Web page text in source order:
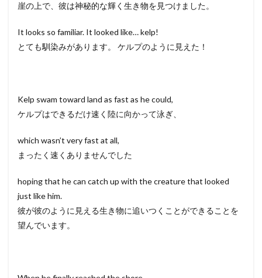
崖の上で、彼は神秘的な輝く生き物を見つけました。
It looks so familiar. It looked like… kelp!
とても馴染みがあります。 ケルプのように見えた！
Kelp swam toward land as fast as he could,
ケルプはできるだけ速く陸に向かって泳ぎ、
which wasn’t very fast at all,
まったく速くありませんでした
hoping that he can catch up with the creature that looked
just like him.
彼が彼のように見える生き物に追いつくことができることを
望んでいます。